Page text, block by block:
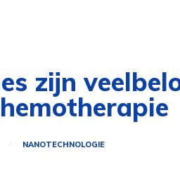
zijn
NANOTECHNOLOGIE